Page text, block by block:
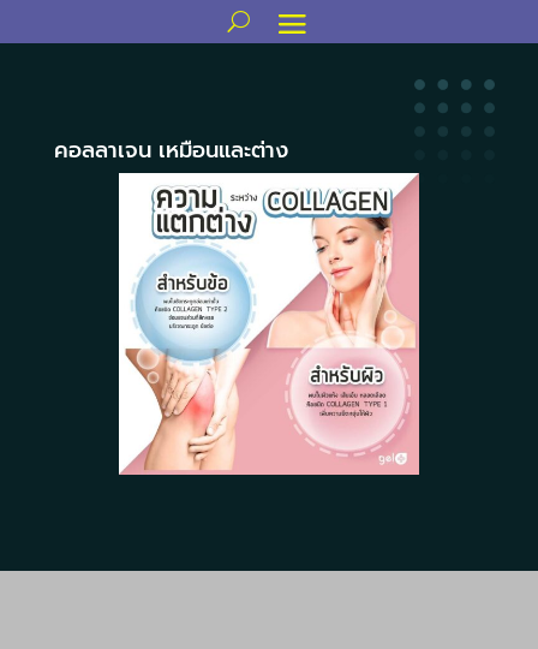
คอลลาเจน เหมือนและต่าง